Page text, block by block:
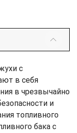
с
в себя
в чрезвычайно
и
топливного
бака с